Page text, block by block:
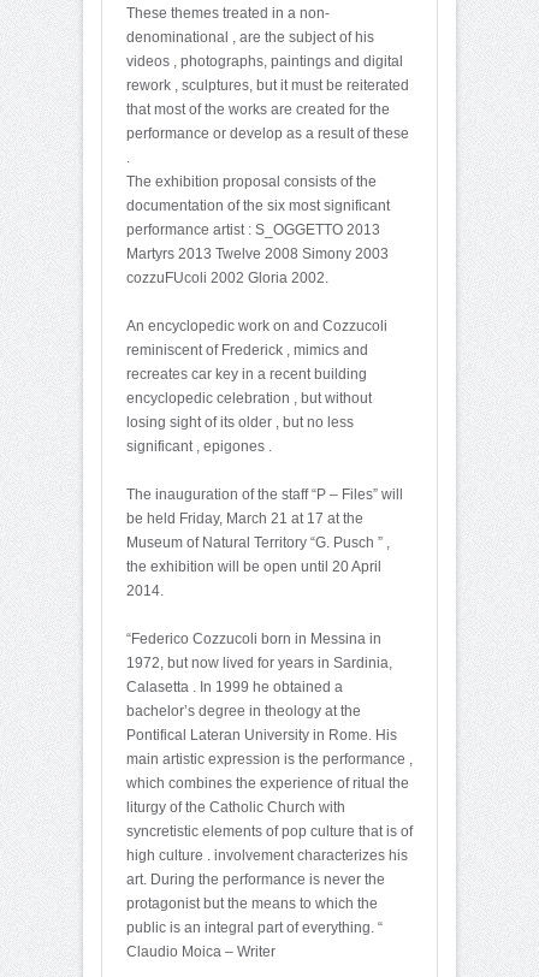
These themes treated in a non-
denominational , are the subject of his
videos , photographs, paintings and digital
rework , sculptures, but it must be reiterated
that most of the works are created for the
performance or develop as a result of these
.
The exhibition proposal consists of the
documentation of the six most significant
performance artist : S_OGGETTO 2013
Martyrs 2013 Twelve 2008 Simony 2003
cozzuFUcoli 2002 Gloria 2002.
An encyclopedic work on and Cozzucoli
reminiscent of Frederick , mimics and
recreates car key in a recent building
encyclopedic celebration , but without
losing sight of its older , but no less
significant , epigones .
The inauguration of the staff “P – Files” will
be held Friday, March 21 at 17 at the
Museum of Natural Territory “G. Pusch ” ,
the exhibition will be open until 20 April
2014.
“Federico Cozzucoli born in Messina in
1972, but now lived for years in Sardinia,
Calasetta . In 1999 he obtained a
bachelor’s degree in theology at the
Pontifical Lateran University in Rome. His
main artistic expression is the performance ,
which combines the experience of ritual the
liturgy of the Catholic Church with
syncretistic elements of pop culture that is of
high culture . involvement characterizes his
art. During the performance is never the
protagonist but the means to which the
public is an integral part of everything. “
Claudio Moica – Writer